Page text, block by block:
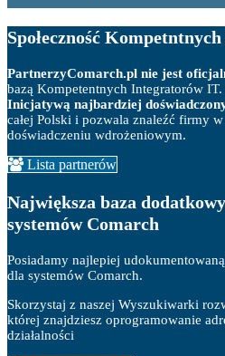
Społeczność
PartnerzyComarch.pl nie jest
bazą Kompetentnych Integratorów
Inicjatywą najbardziej
całej Polski i pozwala znaleźć firmy
doświadczeniu wdrożeniowym.
Lista partnerów
Największa baza
systemów Comarch
Posiadamy najlepiej
dla systemów Comarch.
Skorzystaj z naszej Wyszukiwarki
której znajdziesz oprogramowanie
działalności